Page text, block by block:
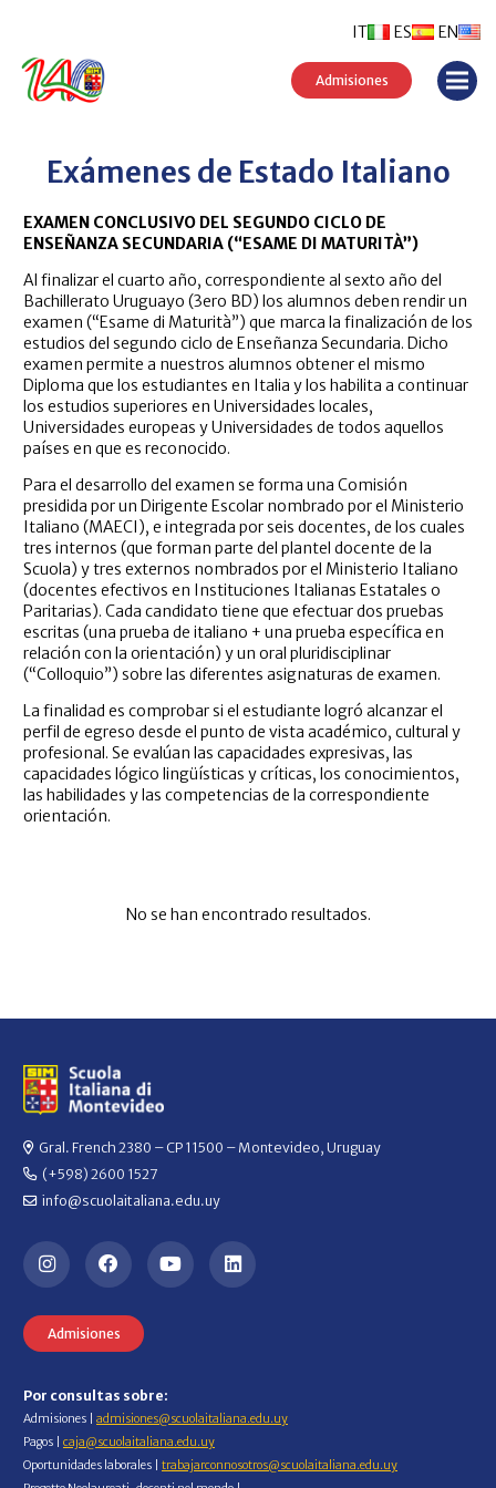
ES EN
IT
Admisiones
Exámenes de Estado Italiano
EXAMEN CONCLUSIVO DEL SEGUNDO CICLO DE
ENSEÑANZA SECUNDARIA (“ESAME DI MATURITÀ”)
Al finalizar el cuarto año, correspondiente al sexto año del
Bachillerato Uruguayo (3ero BD) los alumnos deben rendir un
examen (“Esame di Maturità”) que marca la finalización de los
estudios del segundo ciclo de Enseñanza Secundaria. Dicho
examen permite a nuestros alumnos obtener el mismo
Diploma que los estudiantes en Italia y los habilita a continuar
los estudios superiores en Universidades locales,
Universidades europeas y Universidades de todos aquellos
países en que es reconocido.
Para el desarrollo del examen se forma una Comisión
presidida por un Dirigente Escolar nombrado por el Ministerio
Italiano (MAECI), e integrada por seis docentes, de los cuales
tres internos (que forman parte del plantel docente de la
Scuola) y tres externos nombrados por el Ministerio Italiano
(docentes efectivos en Instituciones Italianas Estatales o
Paritarias). Cada candidato tiene que efectuar dos pruebas
escritas (una prueba de italiano + una prueba específica en
relación con la orientación) y un oral pluridisciplinar
(“Colloquio”) sobre las diferentes asignaturas de examen.
La finalidad es comprobar si el estudiante logró alcanzar el
perfil de egreso desde el punto de vista académico, cultural y
profesional. Se evalúan las capacidades expresivas, las
capacidades lógico lingüísticas y críticas, los conocimientos,
las habilidades y las competencias de la correspondiente
orientación.
No se han encontrado resultados.
Gral. French 2380 – CP 11500 – Montevideo, Uruguay
(+598) 2600 1527
info@scuolaitaliana.edu.uy
Admisiones
Por consultas sobre:
Admisiones | admisiones@scuolaitaliana.edu.uy
Pagos | caja@scuolaitaliana.edu.uy
Oportunidades laborales | trabajarconnosotros@scuolaitaliana.edu.uy